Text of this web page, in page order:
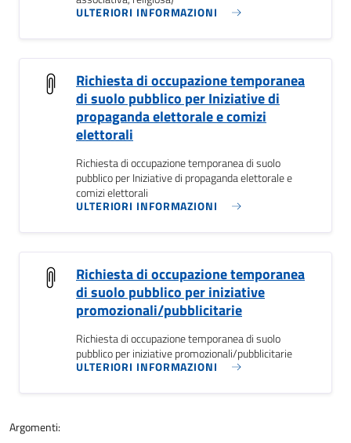
ULTERIORI INFORMAZIONI
Richiesta di occupazione temporanea
di suolo pubblico per Iniziative di
propaganda elettorale e comizi
elettorali
Richiesta di occupazione temporanea di suolo
pubblico per Iniziative di propaganda elettorale e
comizi elettorali
ULTERIORI INFORMAZIONI
Richiesta di occupazione temporanea
di suolo pubblico per iniziative
promozionali/pubblicitarie
Richiesta di occupazione temporanea di suolo
pubblico per iniziative promozionali/pubblicitarie
ULTERIORI INFORMAZIONI
Argomenti: